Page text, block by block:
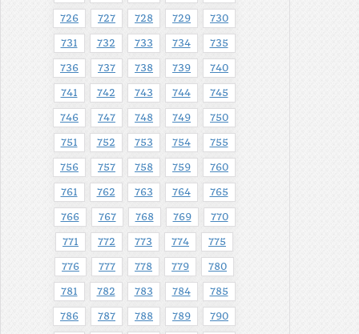
726 727 728 729 730
731 732 733 734 735
736 737 738 739 740
741 742 743 744 745
746 747 748 749 750
751 752 753 754 755
756 757 758 759 760
761 762 763 764 765
766 767 768 769 770
771 772 773 774 775
776 777 778 779 780
781 782 783 784 785
786 787 788 789 790